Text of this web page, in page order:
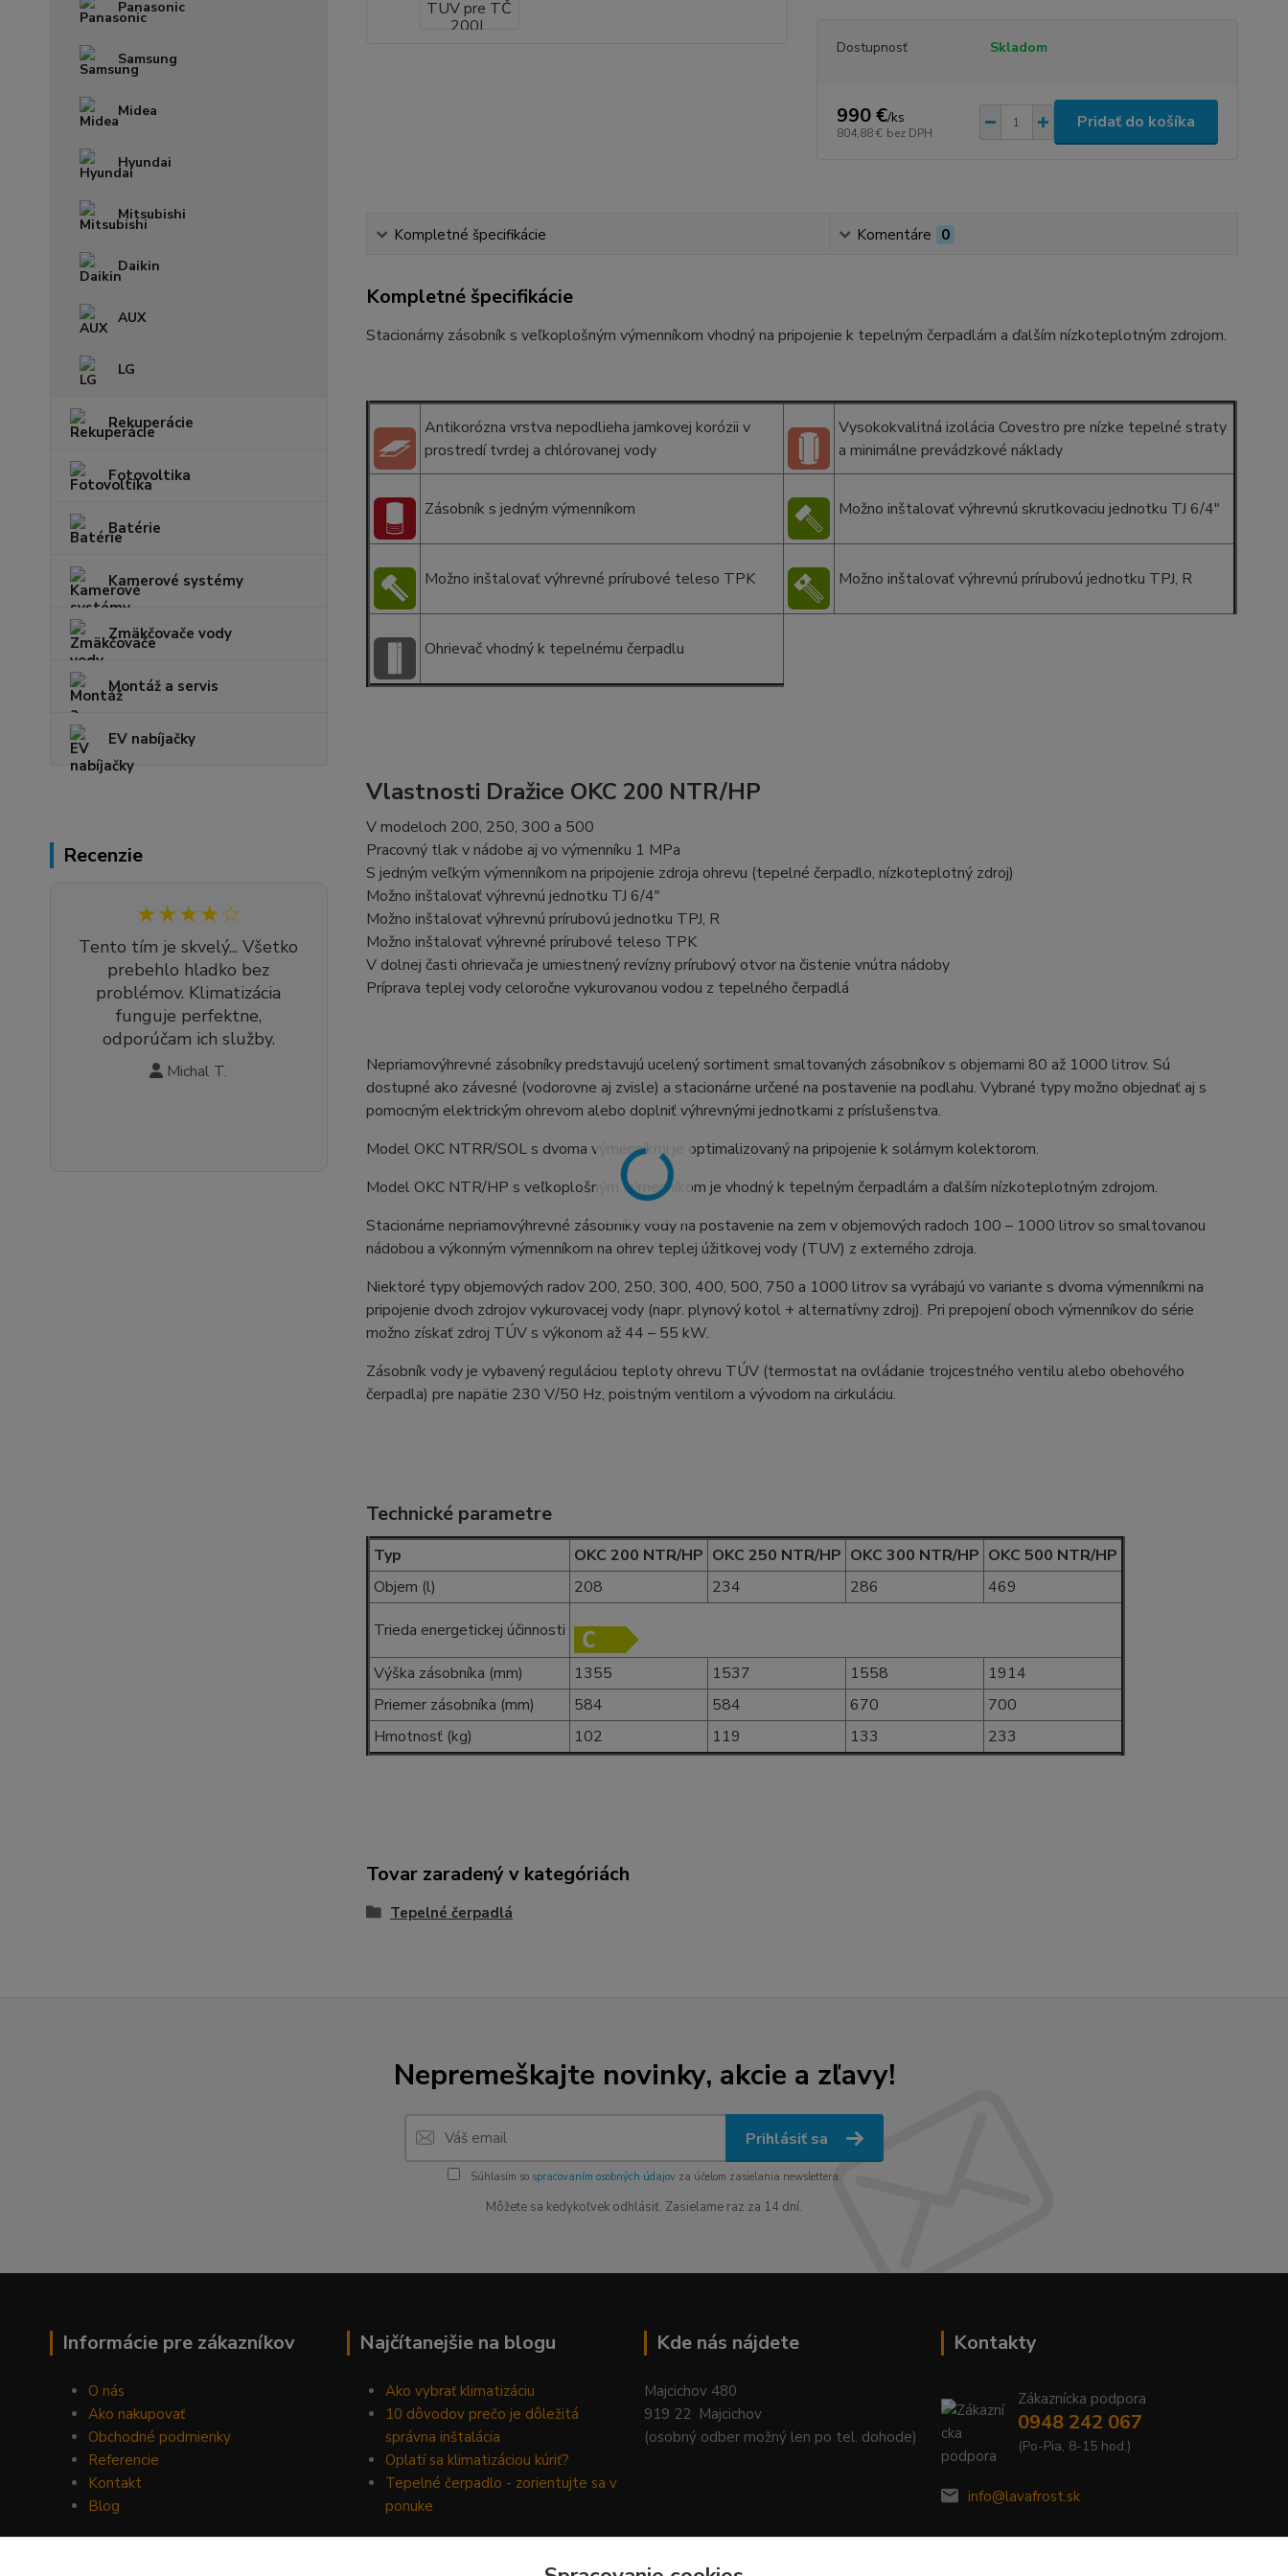
Panasonic
Samsung
Midea
Hyundai
Mitsubishi
Daikin
AUX
LG
Rekuperácie
Fotovoltika
Batérie
Kamerové systémy
Zmäkčovače vody
Montáž a servis
EV nabíjačky
Recenzie
★★★★☆
Tento tím je skvelý... Všetko
prebehlo hladko bez
problémov. Klimatizácia
funguje perfektne,
odporúčam ich služby.
Michal T.
Dostupnosť Skladom
990 €/ks
804,88 € bez DPH
Pridať do košíka
Kompletné špecifikácie Komentáre 0
Kompletné špecifikácie
Stacionárny zásobník s veľkoplošným výmenníkom vhodný na pripojenie k tepelným čerpadlám a ďalším nízkoteplotným zdrojom.
Antikorózna vrstva nepodlieha jamkovej korózii v
prostredí tvrdej a chlórovanej vody
Vysokokvalitná izolácia Covestro pre nízke tepelné straty
a minimálne prevádzkové náklady
Zásobník s jedným výmenníkom Možno inštalovať výhrevnú skrutkovaciu jednotku TJ 6/4"
Možno inštalovať výhrevné prírubové teleso TPK Možno inštalovať výhrevnú prírubovú jednotku TPJ, R
Ohrievač vhodný k tepelnému čerpadlu
Vlastnosti Dražice OKC 200 NTR/HP
V modeloch 200, 250, 300 a 500
Pracovný tlak v nádobe aj vo výmenníku 1 MPa
S jedným veľkým výmenníkom na pripojenie zdroja ohrevu (tepelné čerpadlo, nízkoteplotný zdroj)
Možno inštalovať výhrevnú jednotku TJ 6/4"
Možno inštalovať výhrevnú prírubovú jednotku TPJ, R
Možno inštalovať výhrevné prírubové teleso TPK
V dolnej časti ohrievača je umiestnený revízny prírubový otvor na čistenie vnútra nádoby
Príprava teplej vody celoročne vykurovanou vodou z tepelného čerpadlá
Nepriamovýhrevné zásobníky predstavujú ucelený sortiment smaltovaných zásobníkov s objemami 80 až 1000 litrov. Sú
dostupné ako závesné (vodorovne aj zvisle) a stacionárne určené na postavenie na podlahu. Vybrané typy možno objednať aj s
pomocným elektrickým ohrevom alebo doplniť výhrevnými jednotkami z príslušenstva.
Model OKC NTRR/SOL s dvoma výmenníkmi je optimalizovaný na pripojenie k solárnym kolektorom.
Model OKC NTR/HP s veľkoplošným výmenníkom je vhodný k tepelným čerpadlám a ďalším nízkoteplotným zdrojom.
Stacionárne nepriamovýhrevné zásobníky vody na postavenie na zem v objemových radoch 100 – 1000 litrov so smaltovanou
nádobou a výkonným výmenníkom na ohrev teplej úžitkovej vody (TUV) z externého zdroja.
Niektoré typy objemových radov 200, 250, 300, 400, 500, 750 a 1000 litrov sa vyrábajú vo variante s dvoma výmenníkmi na
pripojenie dvoch zdrojov vykurovacej vody (napr. plynový kotol + alternatívny zdroj). Pri prepojení oboch výmenníkov do série
možno získať zdroj TÚV s výkonom až 44 – 55 kW.
Zásobník vody je vybavený reguláciou teploty ohrevu TÚV (termostat na ovládanie trojcestného ventilu alebo obehového
čerpadla) pre napätie 230 V/50 Hz, poistným ventilom a vývodom na cirkuláciu.
Technické parametre
Typ OKC 200 NTR/HP OKC 250 NTR/HP OKC 300 NTR/HP OKC 500 NTR/HP
Objem (l)
208 234 286 469
Trieda energetickej účinnosti
Výška zásobníka (mm) 1355 1537 1558
1914
Priemer zásobníka (mm)
584 584 670
700
Hmotnosť (kg)
102 119 133 233
Tovar zaradený v kategóriách
Tepelné čerpadlá
Nepremeškajte novinky, akcie a zľavy!
Prihlásiť sa
Súhlasím so spracovaním osobných údajovza účelom zasielania newslettera.
Môžete sa kedykoľvek odhlásiť. Zasielame raz za 14 dní.
Informácie pre zákazníkov
O nás
Ako nakupovať
Obchodné podmienky
Referencie
Kontakt
Blog
Najčítanejšie na blogu
Ako vybrať klimatizáciu
10 dôvodov prečo je dôležitá
správna inštalácia
Oplatí sa klimatizáciou kúriť?
Tepelné čerpadlo - zorientujte sa v
ponuke
Kde nás nájdete
Majcichov 480
919 22 Majcichov
(osobný odber možný len po tel. dohode)
Kontakty
Zákaznícka podpora
0948 242 067
(Po-Pia, 8-15 hod.)
info@lavafrost.sk